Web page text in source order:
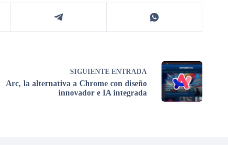
SIGUIENTEENTRADA
Arc, la alternativa a Chrome con diseño
innovador e IA integrada